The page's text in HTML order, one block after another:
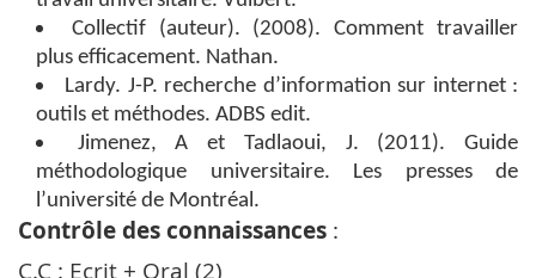
Collectif (auteur). (2008). Comment travailler
plus efficacement. Nathan.
Lardy. J-P. recherche d’information sur internet :
outils et méthodes. ADBS edit.
Jimenez, A et Tadlaoui, J. (2011). Guide
méthodologique universitaire. Les presses de
l’université de Montréal.
Contrôle des connaissances :
C.C : Ecrit + Oral (2)